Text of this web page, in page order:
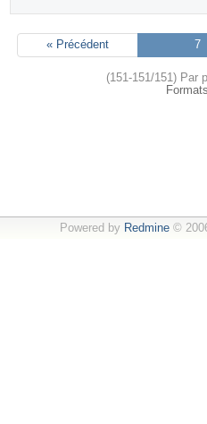
« Précédent 7
(151-151/151) Par
Powered by Redmine©